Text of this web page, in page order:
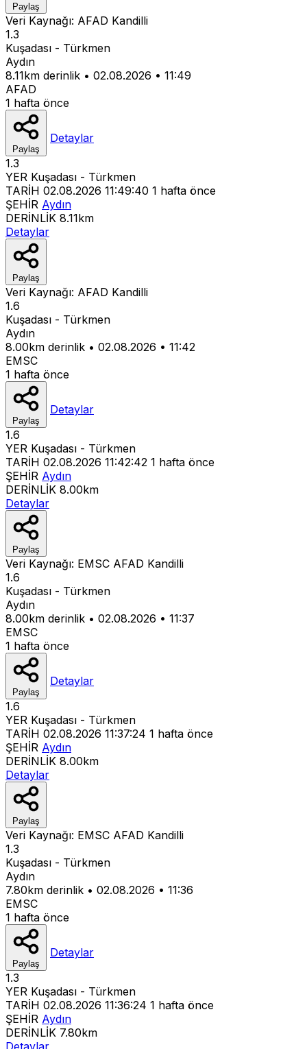
Paylaş
Veri Kaynağı: AFAD Kandilli
1.3
Kuşadası - Türkmen
Aydın
8.11km derinlik • 02.08.2026 • 11:49
AFAD
1 hafta önce
Paylaş
Detaylar
1.3
YER Kuşadası - Türkmen
TARİH 02.08.2026 11:49:40 1 hafta önce
ŞEHİR Aydın
DERİNLİK 8.11km
Detaylar
Paylaş
Veri Kaynağı: AFAD Kandilli
1.6
Kuşadası - Türkmen
Aydın
8.00km derinlik • 02.08.2026 • 11:42
EMSC
1 hafta önce
Paylaş
Detaylar
1.6
YER Kuşadası - Türkmen
TARİH 02.08.2026 11:42:42 1 hafta önce
ŞEHİR Aydın
DERİNLİK 8.00km
Detaylar
Paylaş
Veri Kaynağı: EMSC AFAD Kandilli
1.6
Kuşadası - Türkmen
Aydın
8.00km derinlik • 02.08.2026 • 11:37
EMSC
1 hafta önce
Paylaş
Detaylar
1.6
YER Kuşadası - Türkmen
TARİH 02.08.2026 11:37:24 1 hafta önce
ŞEHİR Aydın
DERİNLİK 8.00km
Detaylar
Paylaş
Veri Kaynağı: EMSC AFAD Kandilli
1.3
Kuşadası - Türkmen
Aydın
7.80km derinlik • 02.08.2026 • 11:36
EMSC
1 hafta önce
Paylaş
Detaylar
1.3
YER Kuşadası - Türkmen
TARİH 02.08.2026 11:36:24 1 hafta önce
ŞEHİR Aydın
DERİNLİK 7.80km
Detaylar